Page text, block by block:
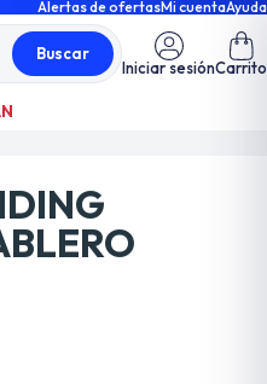
Alertas de ofertasMi cuentaAyuda
Buscar
Iniciar sesiónCarrito